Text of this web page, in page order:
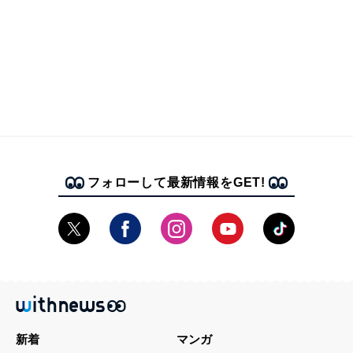
フォローして最新情報をGET!
新着 マンガ